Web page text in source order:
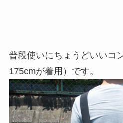
普段使いにちょうどいいコ
175cmが着用）です。